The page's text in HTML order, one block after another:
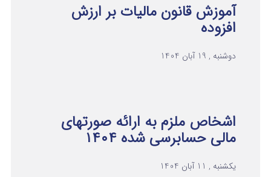
آموزش قانون مالیات بر ارزش
افزوده
دوشنبه , 19 آبان 1404
اشخاص ملزم به ارائه صورتهای
مالی حسابرسی شده ۱۴۰۴
یکشنبه , 11 آبان 1404